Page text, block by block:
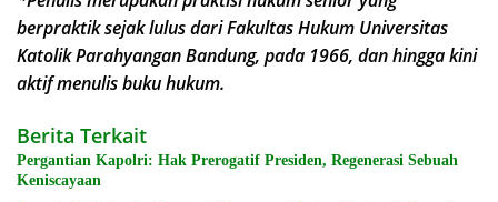
berpraktik sejak lulus dari Fakultas Hukum Universitas
Katolik Parahyangan Bandung, pada 1966, dan hingga kini
aktif menulis buku hukum.
Berita Terkait
Pergantian Kapolri: Hak Prerogatif Presiden, Regenerasi Sebuah
Keniscayaan